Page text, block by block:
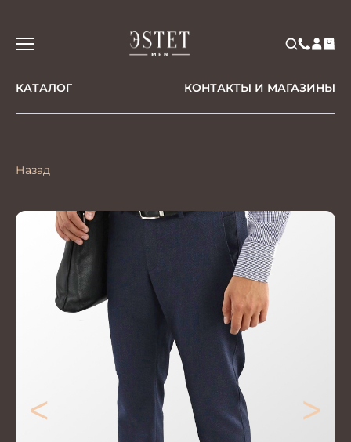
КАТАЛОГ КОНТАКТЫ И МАГАЗИНЫ
Назад
< >